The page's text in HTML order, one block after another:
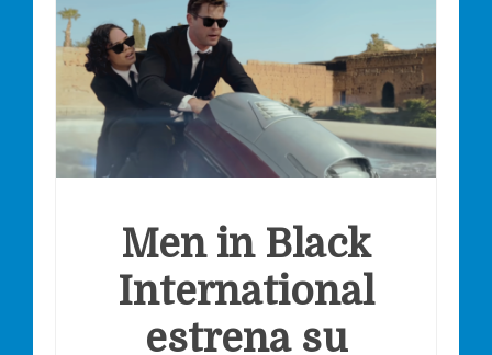
Men in Black
International
estrena su